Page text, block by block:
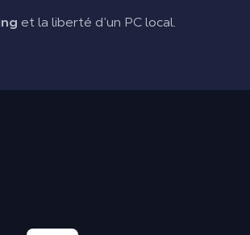
et la liberté d’un PC local.